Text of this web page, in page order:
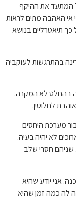
זמן קצר לאחר מכן, סרינה שיתפה סרטון ב-TikTok המתעד את ההיקף
האהבה מתים לראות
תיאטרליים בנושא
בהתרגשות לעוקביה
בהחלט לא המקרה.
לחלוטין.
מערכת היחסים
לא יהיה בעיה.
שניהם חסרי שלב
אני יודע שהיא
לה כמה זמן שהיא